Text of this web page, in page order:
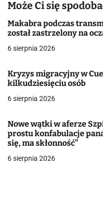
c
j
a
w
p
s
u
Może Ci się
Makabra podczas
został zastrzelony na
6 sierpnia 2026
Kryzys migracyjny w
kilkudziesięciu osób
6 sierpnia 2026
Nowe wątki w aferze
prostu konfabulacje
się, ma skłonność”
6 sierpnia 2026